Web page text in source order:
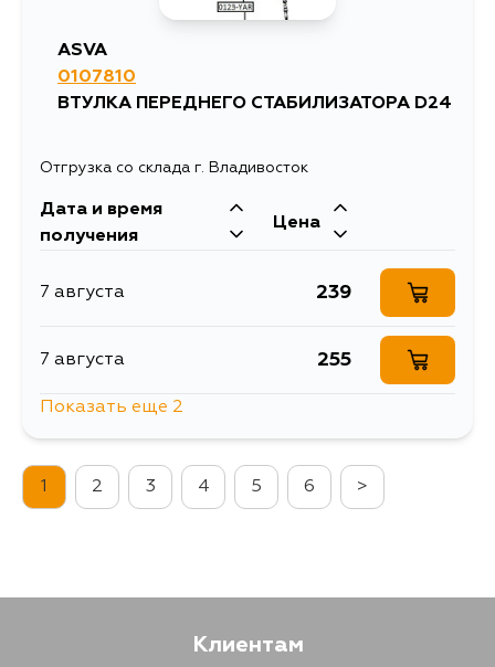
ASVA
0107810
ВТУЛКА ПЕРЕДНЕГО СТАБИЛИЗАТОРА D24
Отгрузка со склада г. Владивосток
Дата и время
получения
Цена
7 августа 239
7 августа 255
12 августа 284
Показать еще 2
1 2 3 4 5 6 >
Клиентам